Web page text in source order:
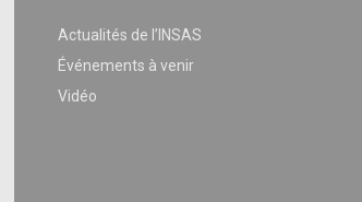
Actualités de l’INSAS
Événements à venir
Vidéo